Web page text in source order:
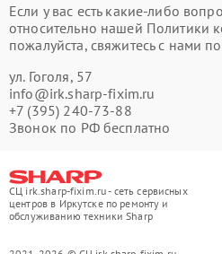
Если у вас есть какие-либо
относительно нашей Политики
пожалуйста, свяжитесь с нами
ул. ​Гоголя, 57
info@irk.sharp-fixim.ru
+7 (395) 240-73-88
Звонок по РФ бесплатно
СЦ irk.sharp-fixim.ru - сеть сервисных
центров в Иркутске по ремонту и
обслуживанию техники Sharp